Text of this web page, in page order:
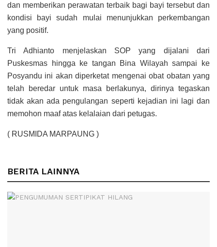
dan memberikan perawatan terbaik bagi bayi tersebut dan
kondisi bayi sudah mulai menunjukkan perkembangan
yang positif.
Tri Adhianto menjelaskan SOP yang dijalani dari
Puskesmas hingga ke tangan Bina Wilayah sampai ke
Posyandu ini akan diperketat mengenai obat obatan yang
telah beredar untuk masa berlakunya, dirinya tegaskan
tidak akan ada pengulangan seperti kejadian ini lagi dan
memohon maaf atas kelalaian dari petugas.
( RUSMIDA MARPAUNG )
BERITA LAINNYA